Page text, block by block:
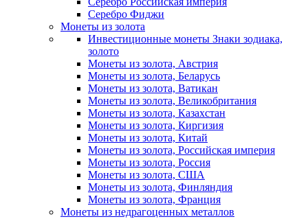
Серебро Фиджи
Монеты из золота
Инвестиционные монеты Знаки зодиака,
золото
Монеты из золота, Австрия
Монеты из золота, Беларусь
Монеты из золота, Ватикан
Монеты из золота, Великобритания
Монеты из золота, Казахстан
Монеты из золота, Киргизия
Монеты из золота, Китай
Монеты из золота, Российская империя
Монеты из золота, Россия
Монеты из золота, США
Монеты из золота, Финляндия
Монеты из золота, Франция
Монеты из недрагоценных металлов